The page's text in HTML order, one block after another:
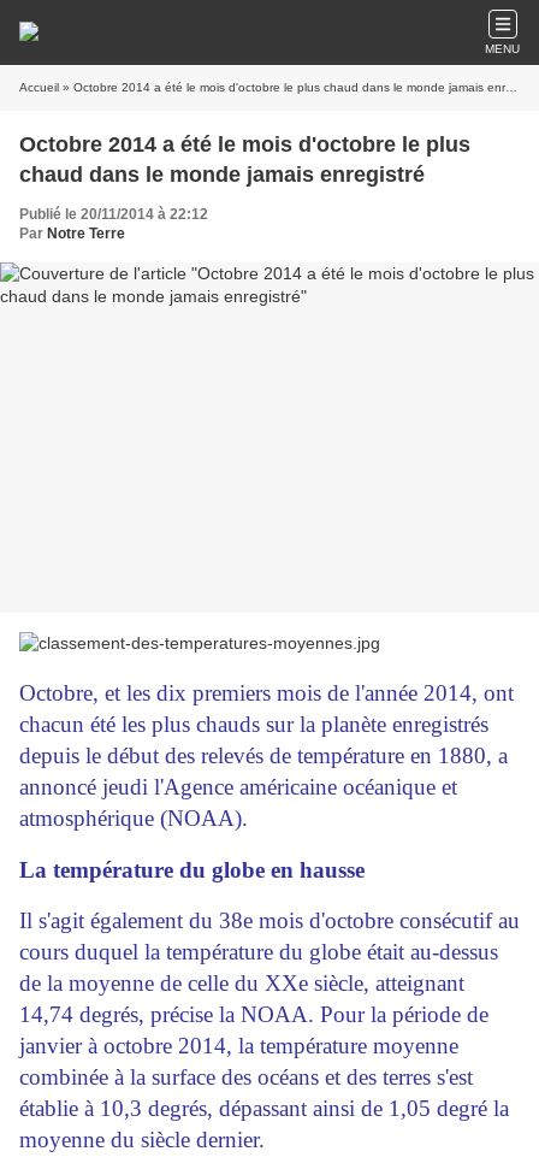
MENU
Accueil » Octobre 2014 a été le mois d'octobre le plus chaud dans le monde jamais enregistré
Octobre 2014 a été le mois d'octobre le plus
chaud dans le monde jamais enregistré
Publié le 20/11/2014 à 22:12
Par Notre Terre
Octobre, et les dix premiers mois de l'année 2014, ont
chacun été les plus chauds sur la planète enregistrés
depuis le début des relevés de température en 1880, a
annoncé jeudi l'Agence américaine océanique et
atmosphérique (NOAA).
La température du globe en hausse
Il s'agit également du 38e mois d'octobre consécutif au
cours duquel la température du globe était au-dessus
de la moyenne de celle du XXe siècle, atteignant
14,74 degrés, précise la NOAA. Pour la période de
janvier à octobre 2014, la température moyenne
combinée à la surface des océans et des terres s'est
établie à 10,3 degrés, dépassant ainsi de 1,05 degré la
moyenne du siècle dernier.